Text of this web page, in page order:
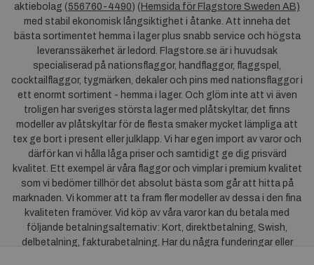
aktiebolag (556760-4490) ( Hemsida för Flagstore Sweden AB)
med stabil ekonomisk långsiktighet i åtanke. Att inneha det
bästa sortimentet hemma i lager plus snabb service och högsta
leveranssäkerhet är ledord. Flagstore.se är i huvudsak
specialiserad på nationsflaggor, handflaggor, flaggspel,
cocktailflaggor, tygmärken, dekaler och pins med nationsflaggor i
ett enormt sortiment - hemma i lager. Och glöm inte att vi även
troligen har sveriges största lager med plåtskyltar, det finns
modeller av plåtskyltar för de flesta smaker mycket lämpliga att
tex ge bort i present eller julklapp. Vi har egen import av varor och
därför kan vi hålla låga priser och samtidigt ge dig prisvärd
kvalitet. Ett exempel är våra flaggor och vimplar i premium kvalitet
som vi bedömer tillhör det absolut bästa som går att hitta på
marknaden. Vi kommer att ta fram fler modeller av dessa i den fina
kvaliteten framöver. Vid köp av våra varor kan du betala med
följande betalningsalternativ: Kort, direktbetalning, Swish,
delbetalning, fakturabetalning. Har du några funderingar eller